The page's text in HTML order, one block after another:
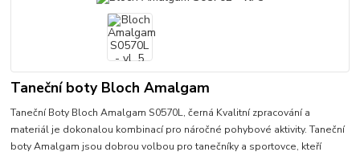
Taneční boty Bloch Amalgam
Taneční Boty Bloch Amalgam S0570L, černá Kvalitní zpracování a
materiál je dokonalou kombinací pro náročné pohybové aktivity. Taneční
boty Amalgam jsou dobrou volbou pro tanečníky a sportovce, kteří